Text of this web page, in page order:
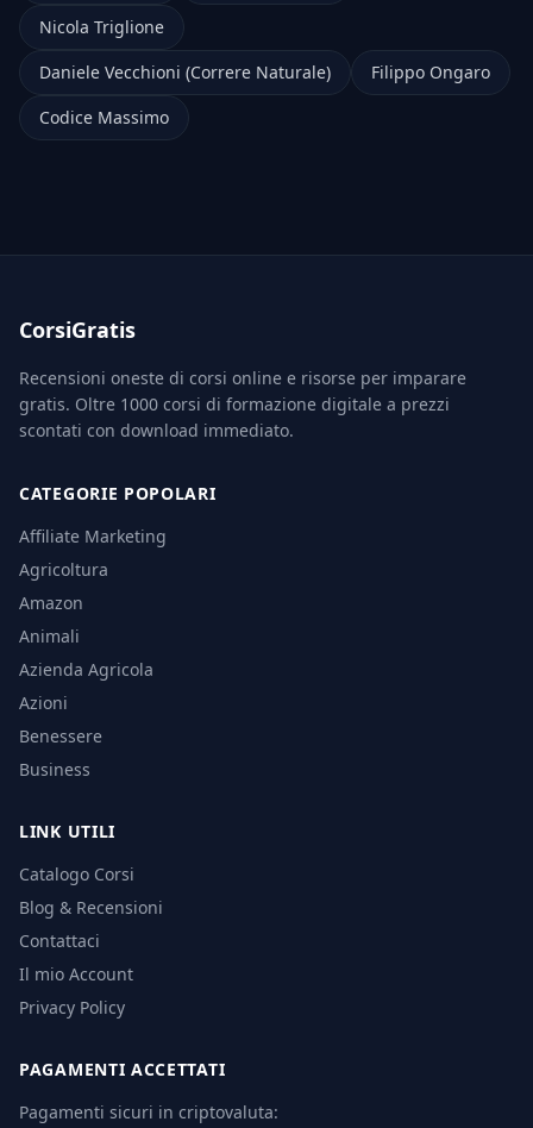
Nicola Triglione
Daniele Vecchioni (Correre Naturale)
Filippo Ongaro
Codice Massimo
CorsiGratis
Recensioni oneste di corsi online e risorse per imparare
gratis. Oltre 1000 corsi di formazione digitale a prezzi
scontati con download immediato.
CATEGORIE POPOLARI
Affiliate Marketing
Agricoltura
Amazon
Animali
Azienda Agricola
Azioni
Benessere
Business
LINK UTILI
Catalogo Corsi
Blog & Recensioni
Contattaci
Il mio Account
Privacy Policy
PAGAMENTI ACCETTATI
Pagamenti sicuri in criptovaluta: